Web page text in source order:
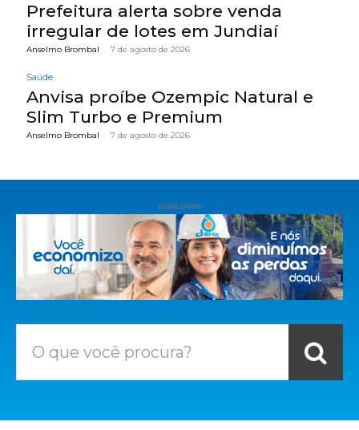
Prefeitura alerta sobre venda
irregular de lotes em Jundiaí
Anselmo Brombal - 7 de agosto de 2026
Saúde
Anvisa proíbe Ozempic Natural e
Slim Turbo e Premium
Anselmo Brombal - 7 de agosto de 2026
publicidade
O que você procura?